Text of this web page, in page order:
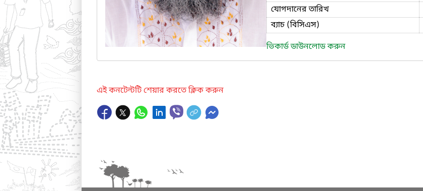
যোগদানের তারিখ
ব্যাচ (বিসিএস)
ভিকার্ড ডাউনলোড করুন
এই কনটেন্টটি শেয়ার করতে ক্লিক করুন